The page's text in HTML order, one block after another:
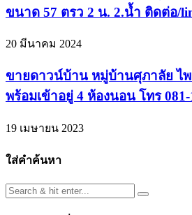
ขนาด 57 ตรว 2 น. 2.น้ำ ติดต่อ/
20 มีนาคม 2024
ขายดาวน์บ้าน หมู่บ้านศุภาลัย ไ
พร้อมเข้าอยู่ 4 ห้องนอน โทร 081-
19 เมษายน 2023
ใส่คำค้นหา